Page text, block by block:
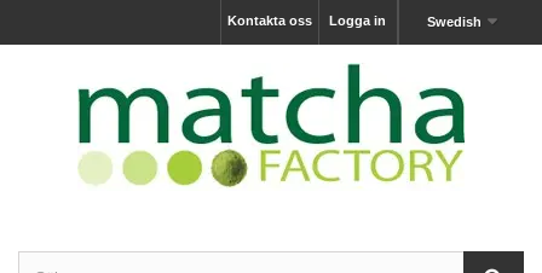
Swedish
Logga in
Kontakta oss